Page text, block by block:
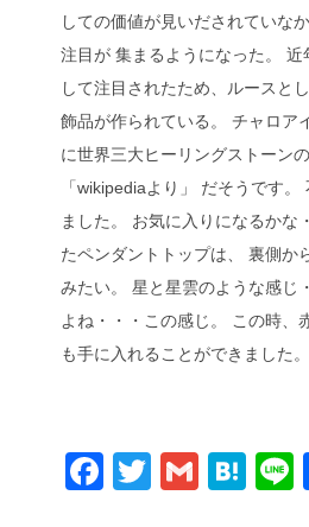
しての価値が見いだされていな
注目が 集まるようになった。 近
して注目されたため、ルースと
飾品が作られている。 チャロア
に世界三大ヒーリングストーン
「wikipediaより」 だそうです。
ました。 お気に入りになるかな
たペンダントトップは、 裏側か
みたい。 星と星雲のような感じ
よね・・・この感じ。 この時、
も手に入れることができました。
Facebook
Twitter
Gmail